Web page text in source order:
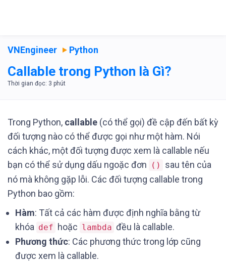
VNEngineer Python
Callable trong Python là Gì?
Trong Python, callable (có thể gọi) đề cập đến bất kỳ
đối tượng nào có thể được gọi như một hàm. Nói
cách khác, một đối tượng được xem là callable nếu
bạn có thể sử dụng dấu ngoặc đơn
()
sau tên của
nó mà không gặp lỗi. Các đối tượng callable trong
Python bao gồm:
Hàm: Tất cả các hàm được định nghĩa bằng từ
khóa def hoặc lambda đều là callable.
Phương thức: Các phương thức trong lớp cũng
được xem là callable.